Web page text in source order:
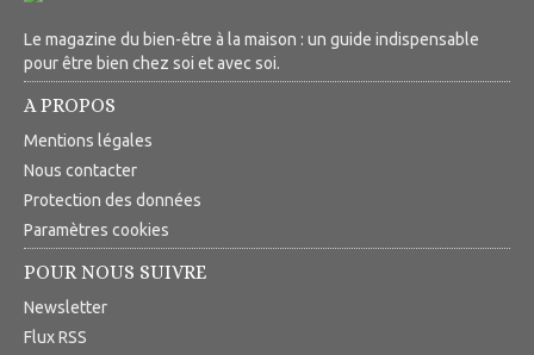
Le magazine du bien-être à la maison : un guide indispensable
pour être bien chez soi et avec soi.
A PROPOS
Mentions légales
Nous contacter
Protection des données
Paramètres cookies
POUR NOUS SUIVRE
Newsletter
Flux RSS